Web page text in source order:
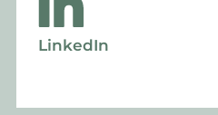
LinkedIn